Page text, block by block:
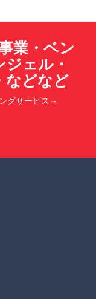
業・ベン
ェル・
などなど
グサービス～